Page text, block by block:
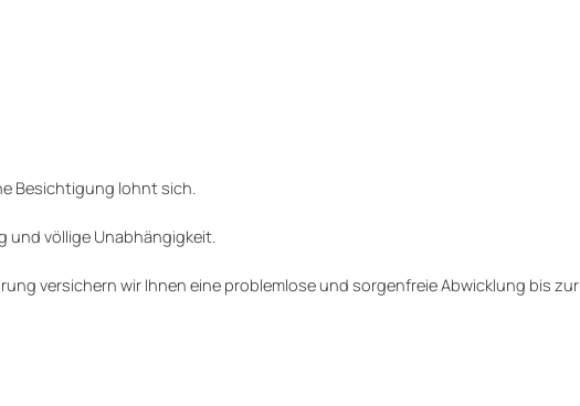
Besichtigung lohnt sich.
und völlige Unabhängigkeit.
versichern wir Ihnen eine problemlose und sorgenfreie Abwicklung bis zur